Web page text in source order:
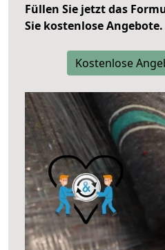
Füllen Sie jetzt das
Sie kostenlose Angebote.
Kostenlose